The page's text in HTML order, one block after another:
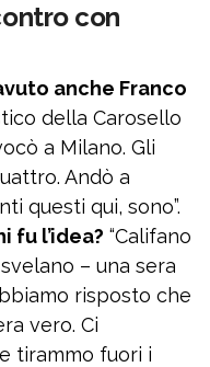
con
anche Franco
della Carosello
a Milano. Gli
Andò a
questi qui, sono”.
fu l’idea? “Califano
– una sera
risposto che
vero. Ci
tirammo fuori i